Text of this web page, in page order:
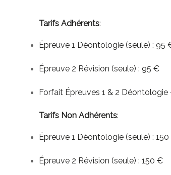
Tarifs Adhérents:
Épreuve 1 Déontologie (seule) : 95
Épreuve 2 Révision (seule) : 95 €
Forfait Épreuves 1 & 2 Déontologie
Tarifs Non Adhérents:
Épreuve 1 Déontologie (seule) :
Épreuve 2 Révision (seule) : 150 €